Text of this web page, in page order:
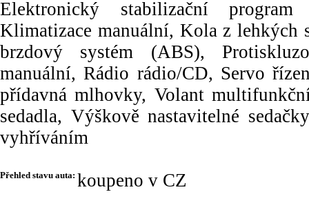
Elektronický stabilizační
Klimatizace manuální, Kola z
brzdový systém (ABS),
manuální, Rádio rádio/CD, Servo
přídavná mlhovky, Volant
sedadla, Výškově nastavitelné
vyhříváním
Přehled stavu auta: koupeno v CZ